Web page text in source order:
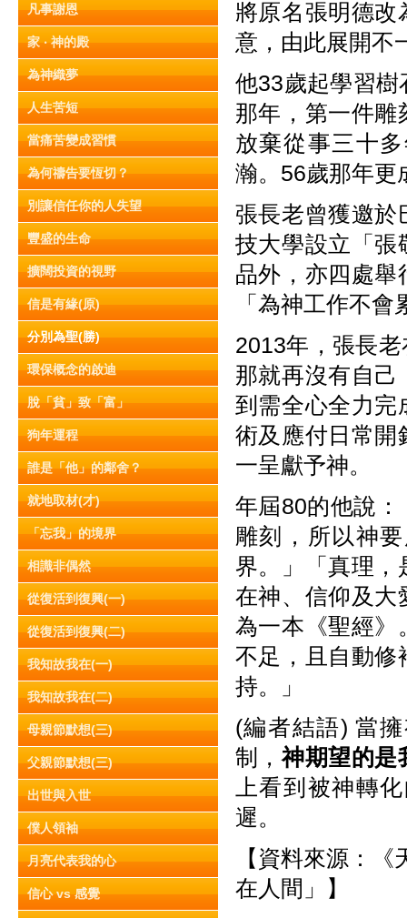
凡事謝恩
家 ‧ 神的殿
為神織夢
人生苦短
當痛苦變成習慣
為何禱告要恆切？
別讓信任你的人失望
豐盛的生命
擴闊投資的視野
信是有緣(原)
分別為聖(勝)
環保概念的啟迪
脫「貧」致「富」
狗年運程
誰是「他」的鄰舍？
就地取材(才)
「忘我」的境界
相識非偶然
從復活到復興(一)
從復活到復興(二)
我知故我在(一)
我知故我在(二)
母親節默想(三)
父親節默想(三)
出世與入世
僕人領袖
月亮代表我的心
信心 vs 感覺
將原名張明德改
意，由此展開不
他33歲起學習
那年，第一件雕
放棄從事三十
瀚。56歲那年更
張長老曾獲邀於
技大學設立「張
品外，亦四處舉
「為神工作不
2013年，張長
那就再沒有自己
到需全心全力完
術及應付日常開
一呈獻予神。
年屆80的他說
雕刻，所以神
界。」「真理，
在神、信仰及大
為一本《聖經》
不足，且自動修
持。」
(編者結語) 當
制，神期望的是
上看到被神轉
遲。
【資料來源：
在人間」】